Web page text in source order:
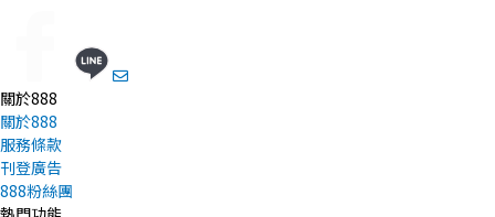
關於888
關於888
服務條款
刊登廣告
888粉絲團